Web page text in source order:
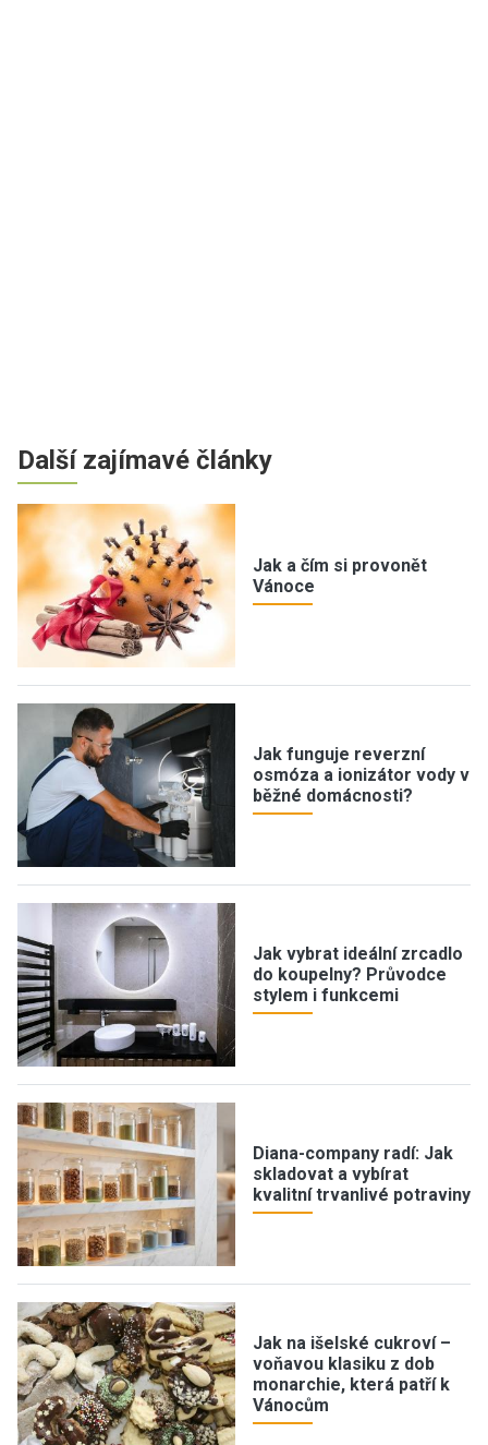
Další zajímavé články
Jak a čím si provonět
Vánoce
Jak funguje reverzní
osmóza a ionizátor vody v
běžné domácnosti?
Jak vybrat ideální zrcadlo
do koupelny? Průvodce
stylem i funkcemi
Diana-company radí: Jak
skladovat a vybírat
kvalitní trvanlivé potraviny
Jak na išelské cukroví –
voňavou klasiku z dob
monarchie, která patří k
Vánocům